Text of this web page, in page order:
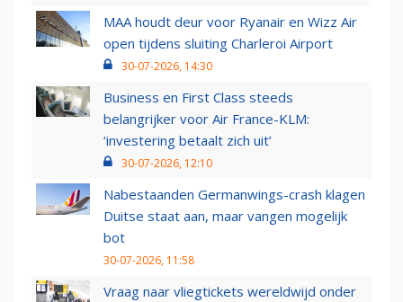
MAA houdt deur voor Ryanair en Wizz Air
open tijdens sluiting Charleroi Airport
30-07-2026, 14:30
Business en First Class steeds
belangrijker voor Air France-KLM:
‘investering betaalt zich uit’
30-07-2026, 12:10
Nabestaanden Germanwings-crash klagen
Duitse staat aan, maar vangen mogelijk
bot
30-07-2026, 11:58
Vraag naar vliegtickets wereldwijd onder